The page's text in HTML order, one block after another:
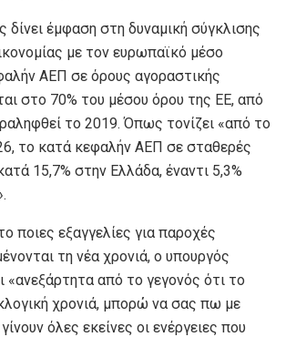
δίνει έμφαση στη δυναμική σύγκλισης
με τον ευρωπαϊκό μέσο
ΑΕΠ σε όρους αγοραστικής
στο 70% του μέσου όρου της ΕΕ, από
το 2019. Όπως τονίζει «από το
το κατά κεφαλήν ΑΕΠ σε σταθερές
15,7% στην Ελλάδα, έναντι 5,3%
ποιες εξαγγελίες για παροχές
τη νέα χρονιά, ο υπουργός
«ανεξάρτητα από το γεγονός ότι το
χρονιά, μπορώ να σας πω με
όλες εκείνες οι ενέργειες που